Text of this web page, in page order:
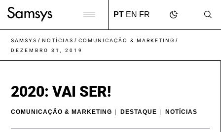
PT EN FR
SAMSYS / NOTÍCIAS / COMUNICAÇÃO & MARKETING /
DEZEMBRO 31, 2019
2020: VAI SER!
COMUNICAÇÃO & MARKETING | DESTAQUE | NOTÍCIAS